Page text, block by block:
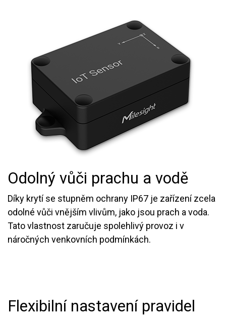
Odolný vůči prachu a vodě
Díky krytí se stupněm ochrany IP67 je zařízení zcela
odolné vůči vnějším vlivům, jako jsou prach a voda.
Tato vlastnost zaručuje spolehlivý provoz i v
náročných venkovních podmínkách.
Flexibilní nastavení pravidel